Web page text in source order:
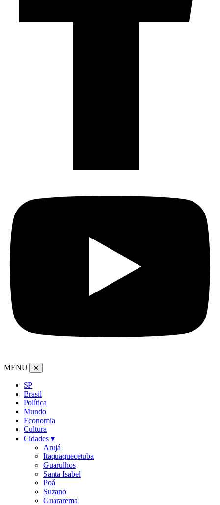
MENU ✕
SP
Brasil
Política
Mundo
Economia
Cultura
Cidades ▾
Arujá
Itaquaquecetuba
Guarulhos
Santa Isabel
Poá
Suzano
Guararema